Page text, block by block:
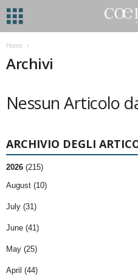
Home
Archivi
Nessun Articolo
ARCHIVIO DEGLI
2026 (215)
August (10)
July (31)
June (41)
May (25)
April (44)